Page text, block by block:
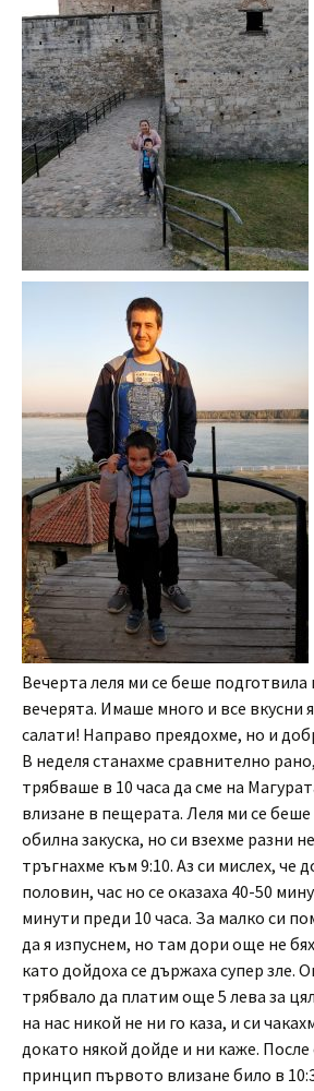
Вечерта леля ми се беше подготвила
вечерята. Имаше много и все вкусни
салати! Направо преядохме, но и
В неделя станахме сравнително
трябваше в 10 часа да сме на
влизане в пещерата. Леля ми се
обилна закуска, но си взехме разни
тръгнахме към 9:10. Аз си мислех, че
половин, час но се оказаха 40-50
минути преди 10 часа. За малко си
да я изпуснем, но там дори още не
като дойдоха се държаха супер зле.
трябвало да платим още 5 лева за
на нас никой не ни го каза, и си
докато някой дойде и ни каже. После
принцип първото влизане било в